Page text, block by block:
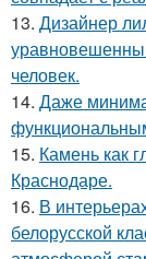
13. Дизайнер
человек.
14. Даже
15. Камень как
Краснодаре.
16. В
белорусской